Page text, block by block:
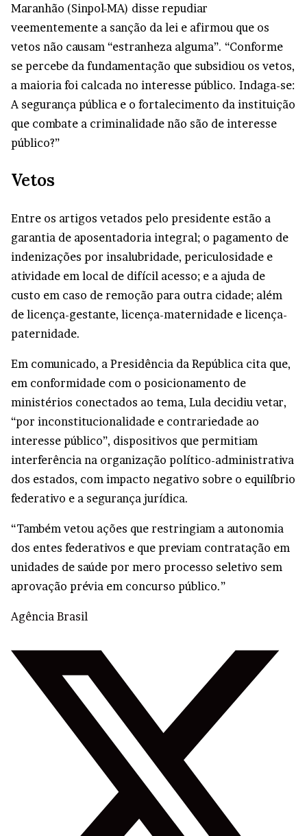
Maranhão (Sinpol-MA) disse repudiar
veementemente a sanção da lei e afirmou que os
vetos não causam “estranheza alguma”. “Conforme
se percebe da fundamentação que subsidiou os vetos,
a maioria foi calcada no interesse público. Indaga-se:
A segurança pública e o fortalecimento da instituição
que combate a criminalidade não são de interesse
público?”
Vetos
Entre os artigos vetados pelo presidente estão a
garantia de aposentadoria integral; o pagamento de
indenizações por insalubridade, periculosidade e
atividade em local de difícil acesso; e a ajuda de
custo em caso de remoção para outra cidade; além
de licença-gestante, licença-maternidade e licença-
paternidade.
Em comunicado, a Presidência da República cita que,
em conformidade com o posicionamento de
ministérios conectados ao tema, Lula decidiu vetar,
“por inconstitucionalidade e contrariedade ao
interesse público”, dispositivos que permitiam
interferência na organização político-administrativa
dos estados, com impacto negativo sobre o equilíbrio
federativo e a segurança jurídica.
“Também vetou ações que restringiam a autonomia
dos entes federativos e que previam contratação em
unidades de saúde por mero processo seletivo sem
aprovação prévia em concurso público.”
Agência Brasil